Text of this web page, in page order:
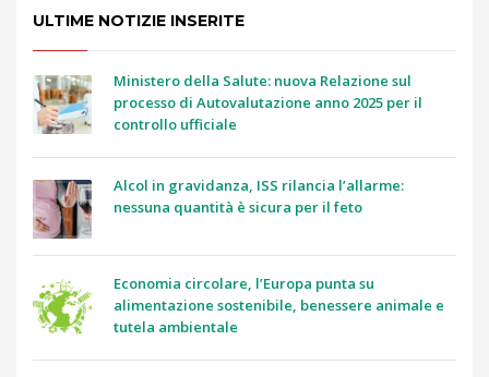
ULTIME NOTIZIE INSERITE
Ministero della Salute: nuova Relazione sul
processo di Autovalutazione anno 2025 per il
controllo ufficiale
Alcol in gravidanza, ISS rilancia l’allarme:
nessuna quantità è sicura per il feto
Economia circolare, l’Europa punta su
alimentazione sostenibile, benessere animale e
tutela ambientale